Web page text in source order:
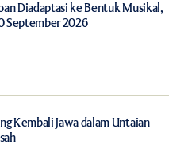
Diadaptasi ke Bentuk Musikal,
September 2026
Kembali Jawa dalam Untaian